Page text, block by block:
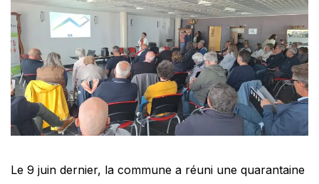
Le 9 juin dernier, la commune a réuni une quarantaine